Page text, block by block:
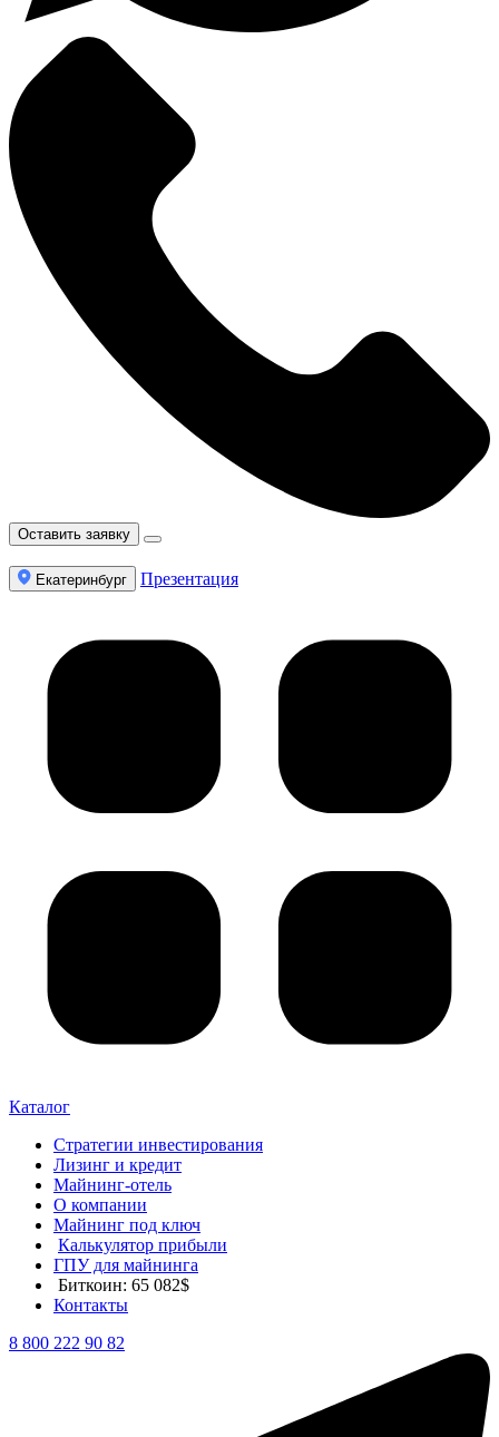
Оставить заявку
Екатеринбург Презентация
Каталог
Стратегии инвестирования
Лизинг и кредит
Майнинг-отель
О компании
Майнинг под ключ
Калькулятор прибыли
ГПУ для майнинга
Биткоин: 65 082$
Контакты
8 800 222 90 82